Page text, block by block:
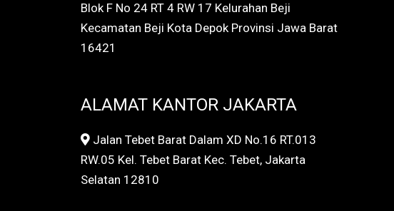
Blok F No 24 RT 4 RW 17 Kelurahan Beji
Kecamatan Beji Kota Depok Provinsi Jawa Barat
16421
ALAMAT KANTOR JAKARTA
Jalan Tebet Barat Dalam XD No.16 RT.013
RW.05 Kel. Tebet Barat Kec. Tebet, Jakarta
Selatan 12810